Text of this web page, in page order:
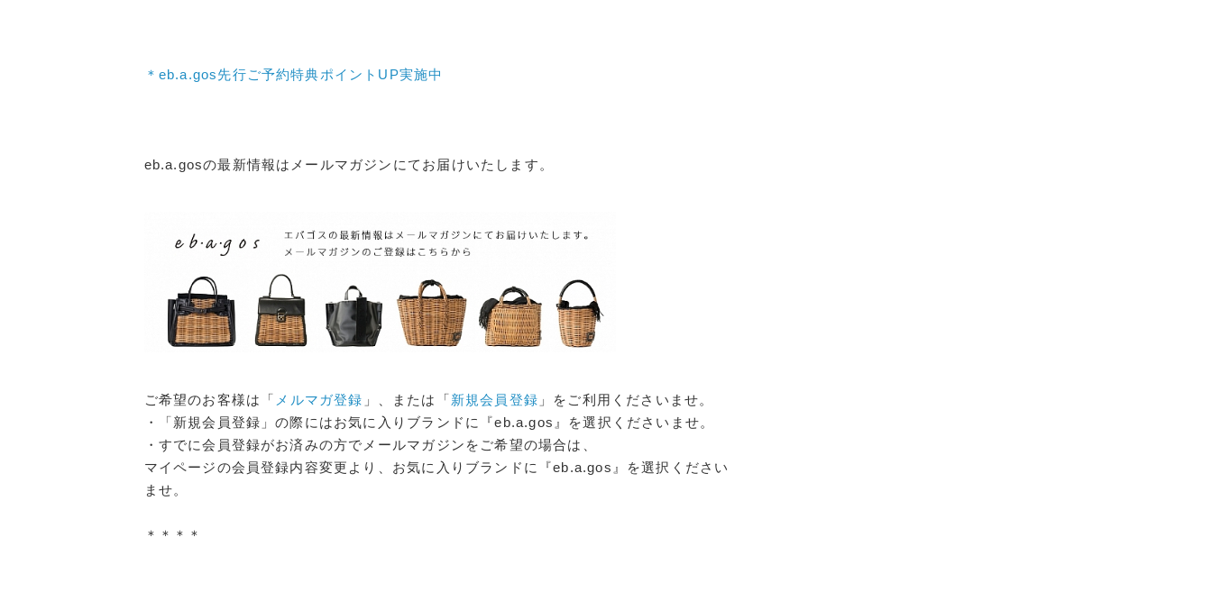
＊eb.a.gos先行ご予約特典ポイントUP実施中
eb.a.gosの最新情報はメールマガジンにてお届けいたします。
ご希望のお客様は「 メルマガ登録 」、または「新規会員登録 」をご利用くださいませ。
・「新規会員登録」の際にはお気に入りブランドに『eb.a.gos』を選択くださいませ。
・すでに会員登録がお済みの方でメールマガジンをご希望の場合は、
マイページの会員登録内容変更より、お気に入りブランドに『eb.a.gos』を選択ください
ませ。
＊＊＊＊